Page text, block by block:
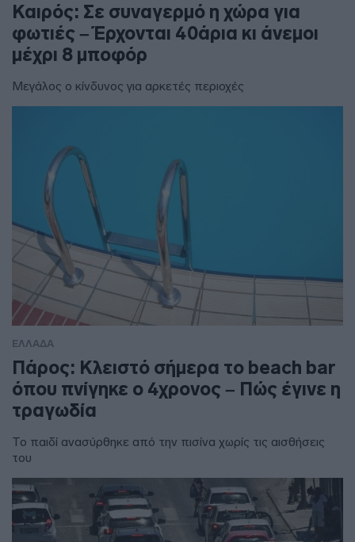
Καιρός: Σε συναγερμό η χώρα για
φωτιές – Έρχονται 40άρια κι άνεμοι
μέχρι 8 μποφόρ
Μεγάλος ο κίνδυνος για αρκετές περιοχές
ΕΛΛΑΔΑ
Πάρος: Κλειστό σήμερα το beach bar
όπου πνίγηκε ο 4χρονος – Πώς έγινε η
τραγωδία
Το παιδί ανασύρθηκε από την πισίνα χωρίς τις αισθήσεις
του